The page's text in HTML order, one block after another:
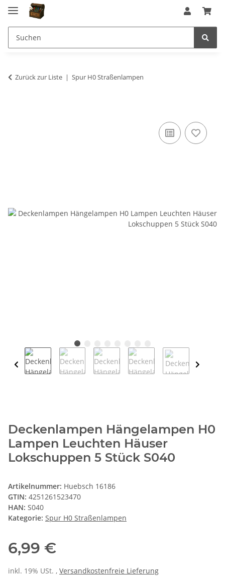
Zurück zur Liste Spur H0 Straßenlampen
Deckenlampen Hängelampen H0
Lampen Leuchten Häuser
Lokschuppen 5 Stück S040
Artikelnummer: Huebsch 16186
GTIN: 4251261523470
HAN: S040
Kategorie: Spur H0 Straßenlampen
6,99 €
inkl. 19% USt. , Versandkostenfreie Lieferung